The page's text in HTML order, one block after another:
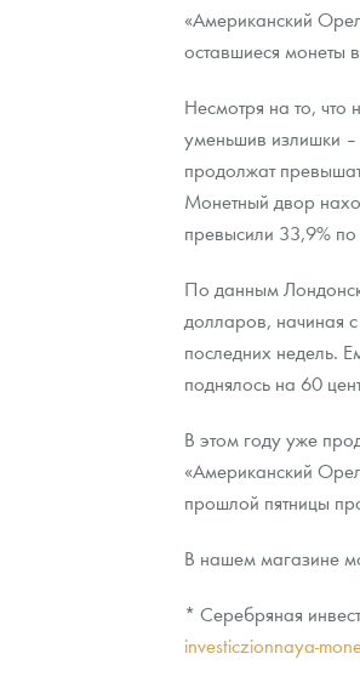
Золотой червонец
Золотые слитки
Гарри Поттер
Флот: ледоколы и
Жетоны
Русская нумизматика
Монеты и жетоны из
Выкуп монет
Выкуп серебряных
Вопрос - ответ
Памятка для работы с
Условия возврата
Политика
Политика
Распродажа монет и
Итоги 2025 года.
Cтатьи
Георгий Победоносец -
Курс золота и серебра
Лом выкуп
Контакты
О нас
Письмо директору
«Американский
оставшиеся монеты
Несмотря на то,
уменьшив излишки
продолжат
Монетный двор
превысили 33,9%
По данным
долларов, начиная
последних недель.
поднялось на 60
В этом году уже
«Американский
прошлой пятницы
В нашем магазине
* Серебряная
investiczionnaya-